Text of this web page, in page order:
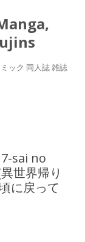
ック 同人誌 雑誌
sai no
世界帰り
に戻って